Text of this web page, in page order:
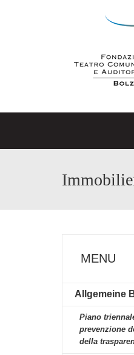
MENU
Allgemeine
Piano
prevenzione
della